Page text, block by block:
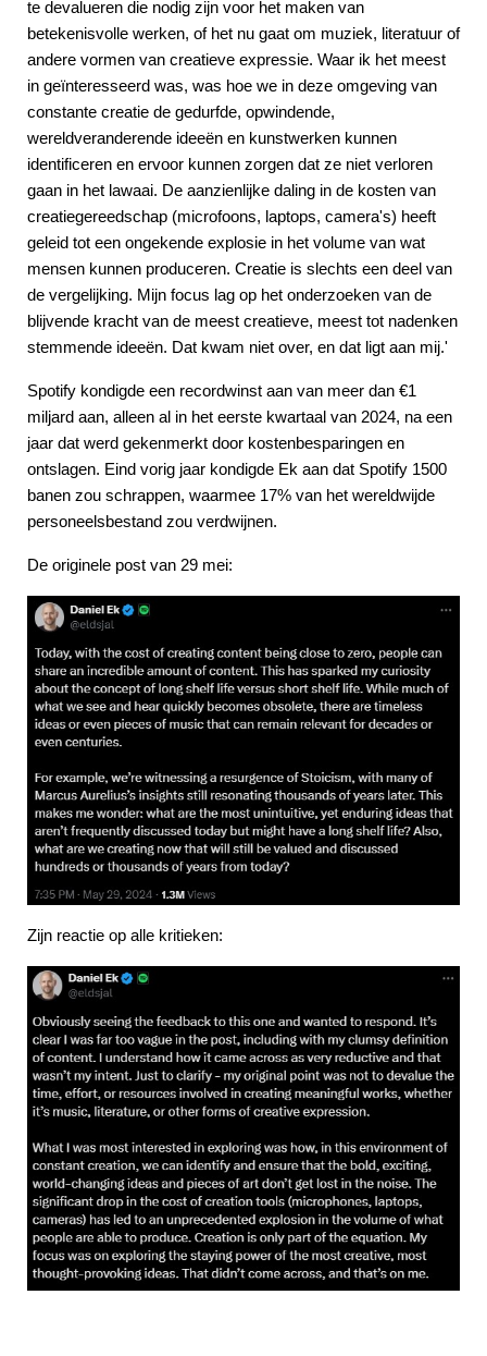
te devalueren die nodig zijn voor het maken van
betekenisvolle werken, of het nu gaat om muziek, literatuur of
andere vormen van creatieve expressie. Waar ik het meest
in geïnteresseerd was, was hoe we in deze omgeving van
constante creatie de gedurfde, opwindende,
wereldveranderende ideeën en kunstwerken kunnen
identificeren en ervoor kunnen zorgen dat ze niet verloren
gaan in het lawaai. De aanzienlijke daling in de kosten van
creatiegereedschap (microfoons, laptops, camera's) heeft
geleid tot een ongekende explosie in het volume van wat
mensen kunnen produceren. Creatie is slechts een deel van
de vergelijking. Mijn focus lag op het onderzoeken van de
blijvende kracht van de meest creatieve, meest tot nadenken
stemmende ideeën. Dat kwam niet over, en dat ligt aan mij.'
Spotify kondigde een recordwinst aan van meer dan €1
miljard aan, alleen al in het eerste kwartaal van 2024, na een
jaar dat werd gekenmerkt door kostenbesparingen en
ontslagen. Eind vorig jaar kondigde Ek aan dat Spotify 1500
banen zou schrappen, waarmee 17% van het wereldwijde
personeelsbestand zou verdwijnen.
De originele post van 29 mei:
Zijn reactie op alle kritieken: